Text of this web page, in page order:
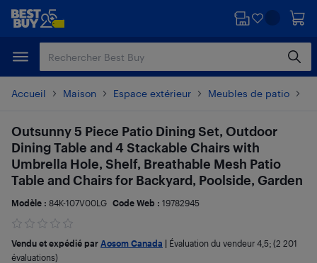
Passer
principal
Passer
Accueil Maison Espace extérieur Meubles de patio
Outsunny 5 Piece Patio Dining Set, Outdoor
Dining Table and 4 Stackable Chairs with
Umbrella Hole, Shelf, Breathable Mesh Patio
Table and Chairs for Backyard, Poolside, Garden
Modèle : 84K-107V00LG Code Web : 19782945
Vendu et expédié par Aosom Canada Évaluation du vendeur 4,5; (2 201
évaluations)